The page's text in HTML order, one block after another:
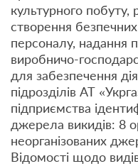
культурного
створення
персоналу, надання
виробничо-
для забезпечення
підрозділів АТ
підприємства
джерела викидів: 8
неорганізованих
Відомості щодо